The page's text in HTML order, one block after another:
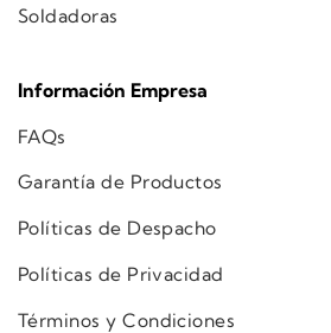
Soldadoras
Información Empresa
FAQs
Garantía de Productos
Políticas de Despacho
Políticas de Privacidad
Términos y Condiciones